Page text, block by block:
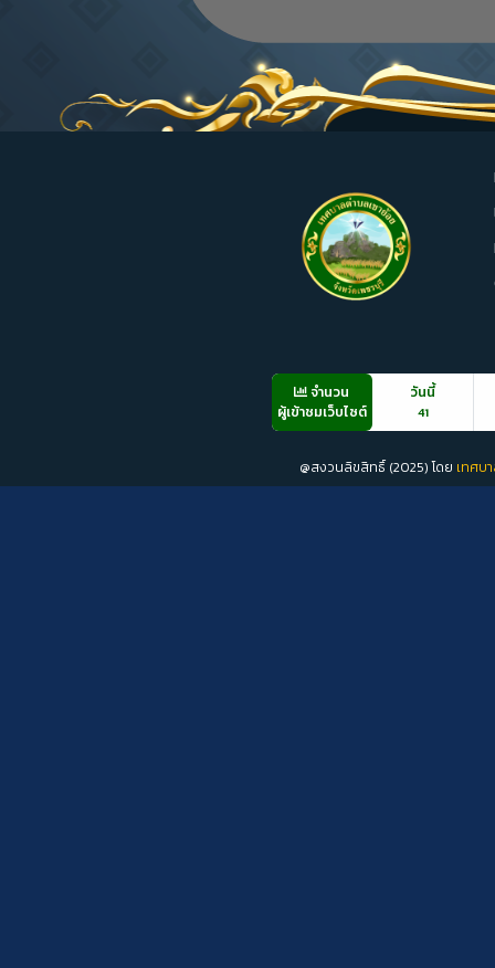
จำนวน
ผู้เข้าชมเว็บไซต์
วันนี้
41
@สงวนลิขสิทธิ์ (2025) โดย เทศบ